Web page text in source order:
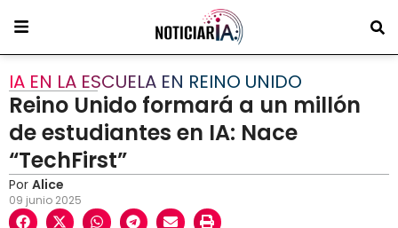
IA EN LA ESCUELA EN REINO UNIDO
Reino Unido formará a un millón
de estudiantes en IA: Nace
“TechFirst”
Por Alice
09 junio 2025